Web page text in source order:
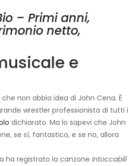
– Primi anni,
netto,
e
non abbia idea di John Cena. È
wrestler professionista di tutti i
dichiarato. Ma lo sapevi che John
se sì, fantastico, e se no, allora
ha registrato la canzone intoccabili